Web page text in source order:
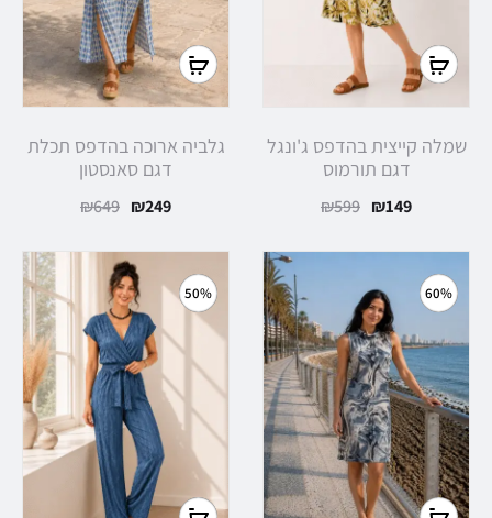
בחר
אפשרויות
שמלה קייצית בהדפס ג'ונגל
דגם תורמוס
₪599 המחיר
₪149המחיר
הוא:
₪149.
בחר
אפשרויות
גלביה ארוכה בהדפס תכלת
דגם סאנסטון
₪649 המחיר
היה:
₪249המחיר
הוא:
₪249.
60%
50%